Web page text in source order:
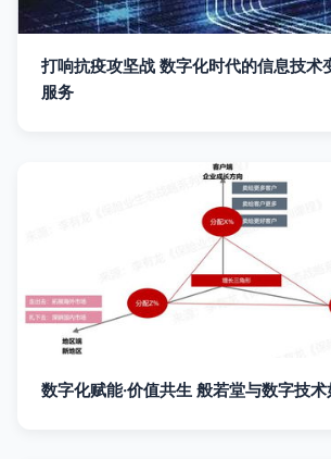
打响抗疫攻坚战 数字化时代的信息技术
服务
数字化赋能·价值共生 般若堂与数字技